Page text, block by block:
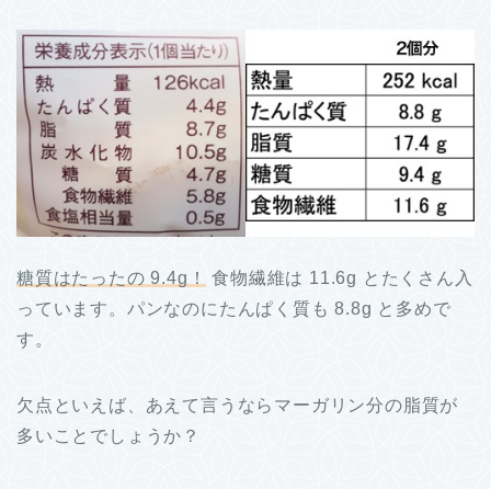
糖質はたったの 9.4g！
食物繊維は 11.6g とたくさん入
っています。パンなのにたんぱく質も 8.8g と多めで
す。
欠点といえば、あえて言うならマーガリン分の脂質が
多いことでしょうか？